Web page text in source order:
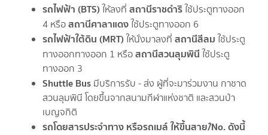
รถไฟฟ้า (BTS)ให้ลงที่ สถานีราชดำริใช้ประตูทางออก
4 หรือสถานีศาลาแดงใช้ประตูทางออก 6
รถไฟฟ้าใต้ดิน (MRT)ให้นั่งมาลงที่ สถานีสีลมใช้ประตู
ทางออกทางออก 1 หรือสถานีสวนลุมพินีใช้ประตู
ทางออก 3
Shuttle Bus มีบริการรับ - ส่ง ผู้ที่จะมาร่วมงาน กาชาด
สวนลุมพินี โดยขึ้นจากสนามกีฬาแห่งชาติ และสวนป่า
เบญจกิติ
รถโดยสารประจำทาง หรือรถเมล์ให้ขึ้นสาย/์No. ดังนี้